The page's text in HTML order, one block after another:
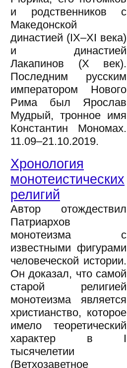
и родственников с
Македонской
династией (IX–XI века)
и династией
Лакапинов (X век).
Последним русским
императором Нового
Рима был Ярослав
Мудрый, тронное имя
Константин Мономах.
11.09–21.10.2019.
Хронология
монотеистических
религий
Автор отождествил
Патриархов
монотеизма с
известными фигурами
человеческой истории.
Он доказал, что самой
старой религией
монотеизма является
христианство, которое
имело теоретический
характер в I
тысячелетии
(Ветхозаветное